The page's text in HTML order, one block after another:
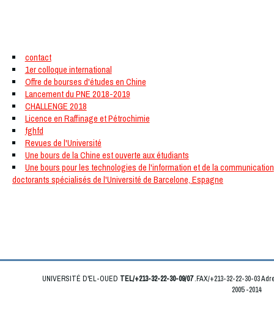
contact
1er colloque international
Offre de bourses d'études en Chine
Lancement du PNE 2018-2019
CHALLENGE 2018
Licence en Raffinage et Pétrochimie
fghfd
Revues de l'Université
Une bours de la Chine est ouverte aux étudiants
Une bours pour les technologies de l'information et de la communication
doctorants spécialisés de l'Université de Barcelone, Espagne
UNIVERSITÉ D'EL-OUED TEL/+213-32-22-30-09/07.FAX/+213-32-22-30-03
2005 -2014